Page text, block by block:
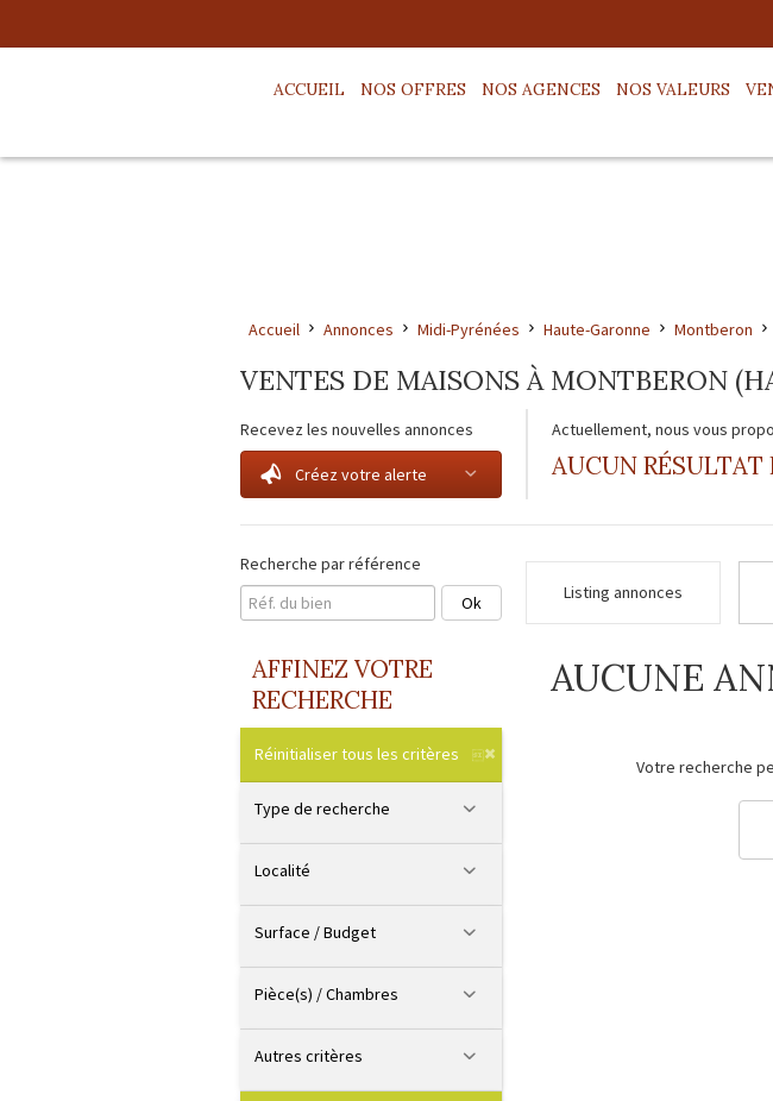
ACCUEIL NOS OFFRES NOS AGENCES NOS VALEURS
Accueil Annonces Midi-Pyrénées Haute-Garonne Montberon
VENTES DE MAISONS À MONTBERON
Recevez les nouvelles annonces
Créez votre alerte
Actuellement, nous vous
AUCUN RÉSULTAT
Recherche par référence
Listing annonces
AFFINEZ VOTRE
RECHERCHE
Réinitialiser tous les critères
Type de recherche
Localité
Surface / Budget
Pièce(s) / Chambres
Autres critères
AUCUNE
Votre recherche